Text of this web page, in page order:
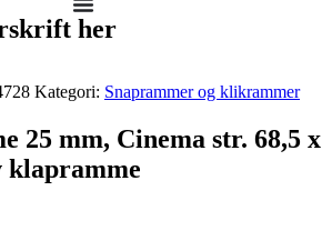
her
Kategori: Snaprammer og klikrammer
25 mm, Cinema str. 68,5 x
klapramme